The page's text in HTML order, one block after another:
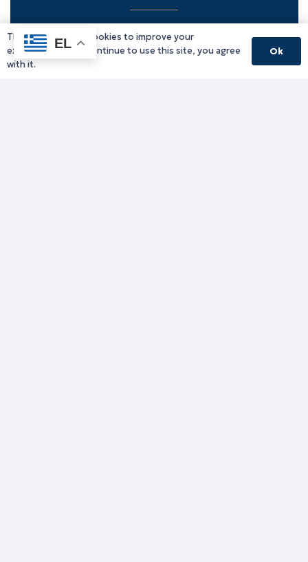
Υπηρεσίες Δράμας
Υπηρεσίες Καβάλας
EL
This website uses cookies to improve your
experience. If you continue to use this site, you agree
with it.
Ok